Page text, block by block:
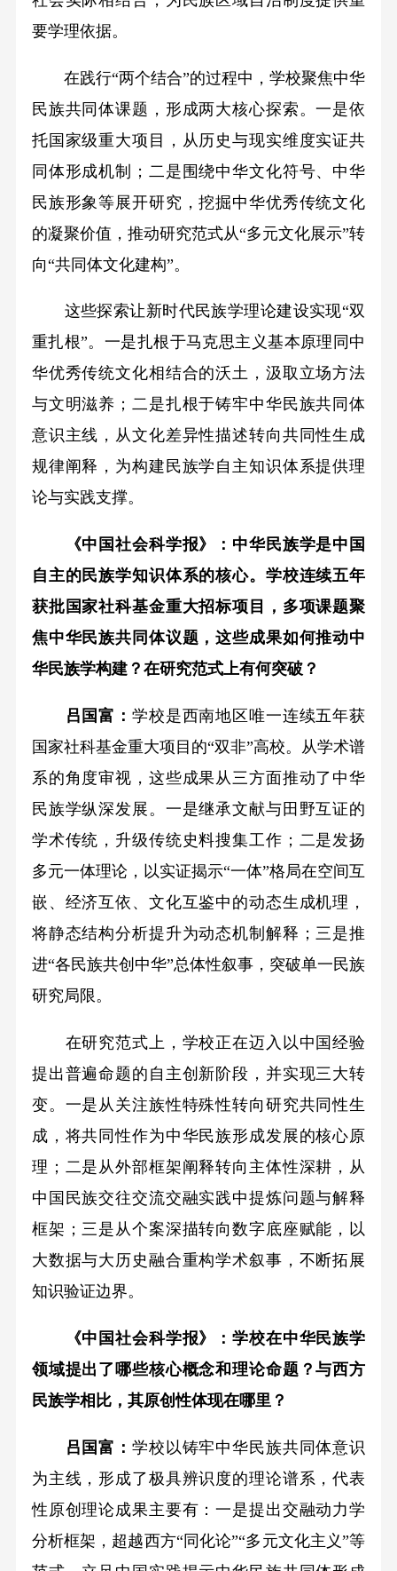
要学理依据。
在践行“两个结合”的过程中，学校聚焦中华
民族共同体课题，形成两大核心探索。一是依
托国家级重大项目，从历史与现实维度实证共
同体形成机制；二是围绕中华文化符号、中华
民族形象等展开研究，挖掘中华优秀传统文化
的凝聚价值，推动研究范式从“多元文化展示”转
向“共同体文化建构”。
这些探索让新时代民族学理论建设实现“双
重扎根”。一是扎根于马克思主义基本原理同中
华优秀传统文化相结合的沃土，汲取立场方法
与文明滋养；二是扎根于铸牢中华民族共同体
意识主线，从文化差异性描述转向共同性生成
规律阐释，为构建民族学自主知识体系提供理
论与实践支撑。
《中国社会科学报》：中华民族学是中国
自主的民族学知识体系的核心。学校连续五年
获批国家社科基金重大招标项目，多项课题聚
焦中华民族共同体议题，这些成果如何推动中
华民族学构建？在研究范式上有何突破？
吕国富： 学校是西南地区唯一连续五年获
国家社科基金重大项目的“双非”高校。从学术谱
系的角度审视，这些成果从三方面推动了中华
民族学纵深发展。一是继承文献与田野互证的
学术传统，升级传统史料搜集工作；二是发扬
多元一体理论，以实证揭示“一体”格局在空间互
嵌、经济互依、文化互鉴中的动态生成机理，
将静态结构分析提升为动态机制解释；三是推
进“各民族共创中华”总体性叙事，突破单一民族
研究局限。
在研究范式上，学校正在迈入以中国经验
提出普遍命题的自主创新阶段，并实现三大转
变。一是从关注族性特殊性转向研究共同性生
成，将共同性作为中华民族形成发展的核心原
理；二是从外部框架阐释转向主体性深耕，从
中国民族交往交流交融实践中提炼问题与解释
框架；三是从个案深描转向数字底座赋能，以
大数据与大历史融合重构学术叙事，不断拓展
知识验证边界。
《中国社会科学报》：学校在中华民族学
领域提出了哪些核心概念和理论命题？与西方
民族学相比，其原创性体现在哪里？
吕国富： 学校以铸牢中华民族共同体意识
为主线，形成了极具辨识度的理论谱系，代表
性原创理论成果主要有：一是提出交融动力学
分析框架，超越西方“同化论”“多元文化主义”等